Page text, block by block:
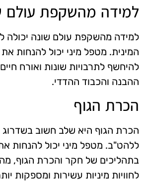
למידה מהשקפת עולם
למידה מהשקפת עולם שונה יכולה
המינית. מטפל מיני יכול להנחות את
להיחשף לתרבויות שונות ואורח
ההבנה והכבוד ההדדי.
הכרת הגוף
הכרת הגוף היא שלב חשוב בשדרוג
ללהט"ב. מטפל מיני יכול להנחות
בתהליכים של חקר והכרת הגוף, מה
לחוויות מיניות עשירות ומספקות